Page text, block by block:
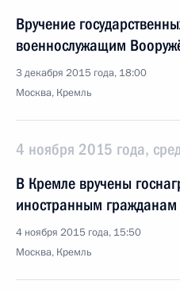
Вручение
военнослужащим
3 декабря 2015 года, 18:00
Москва, Кремль
4 ноября 2015 года,
В Кремле вручены
иностранным гражданам
4 ноября 2015 года, 15:50
Москва, Кремль